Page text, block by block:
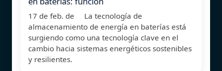
17 de feb. de La tecnología de
almacenamiento de energía en baterías está
surgiendo como una tecnología clave en el
cambio hacia sistemas energéticos sostenibles
y resilientes.